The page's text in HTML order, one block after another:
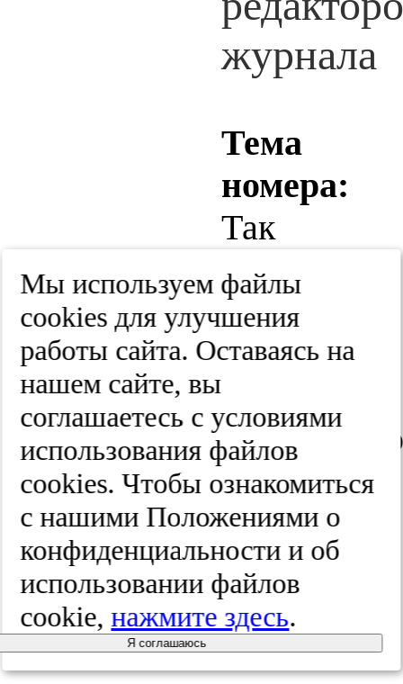
Тема
номера:
Так
сложилось.
Новый
взгляд
на
пациента
+
интервью
с
главным
Мы используем файлы
cооkies для улучшения
работы сайта. Оставаясь на
нашем сайте, вы
соглашаетесь с условиями
использования файлов
cооkies. Чтобы ознакомиться
с нашими Положениями о
конфиденциальности и об
использовании файлов
cookie,нажмите здесь.
Я соглашаюсь